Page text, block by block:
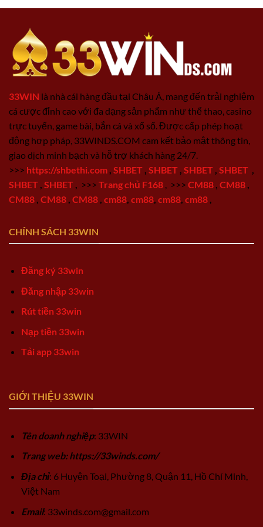
33WIN là nhà cái hàng đầu tại Châu Á, mang đến trải nghiệm
cá cược đỉnh cao với đa dạng sản phẩm như thể thao, casino
trực tuyến, game bài, bắn cá và xổ số. Được cấp phép hoạt
động hợp pháp, 33WINDS.COM cam kết bảo mật thông tin,
giao dịch minh bạch và hỗ trợ khách hàng 24/7.
>>> https://shbethi.com SHBET SHBET SHBET SHBET
SHBET SHBET >>> Trang chủ F168 >>> CM88 CM88
CM88 CM88 CM88 cm88 cm88 cm88 cm88
CHÍNH SÁCH 33WIN
Đăng ký 33win
Đăng nhập 33win
Rút tiền 33win
Nạp tiền 33win
Tải app 33win
GIỚI THIỆU 33WIN
Tên doanh nghiệp: 33WIN
Trang web: https://33winds.com/
Địa chỉ: 6 Huyện Toại, Phường 8, Quận 11, Hồ Chí Minh,
Việt Nam
Email: 33winds.com@gmail.com